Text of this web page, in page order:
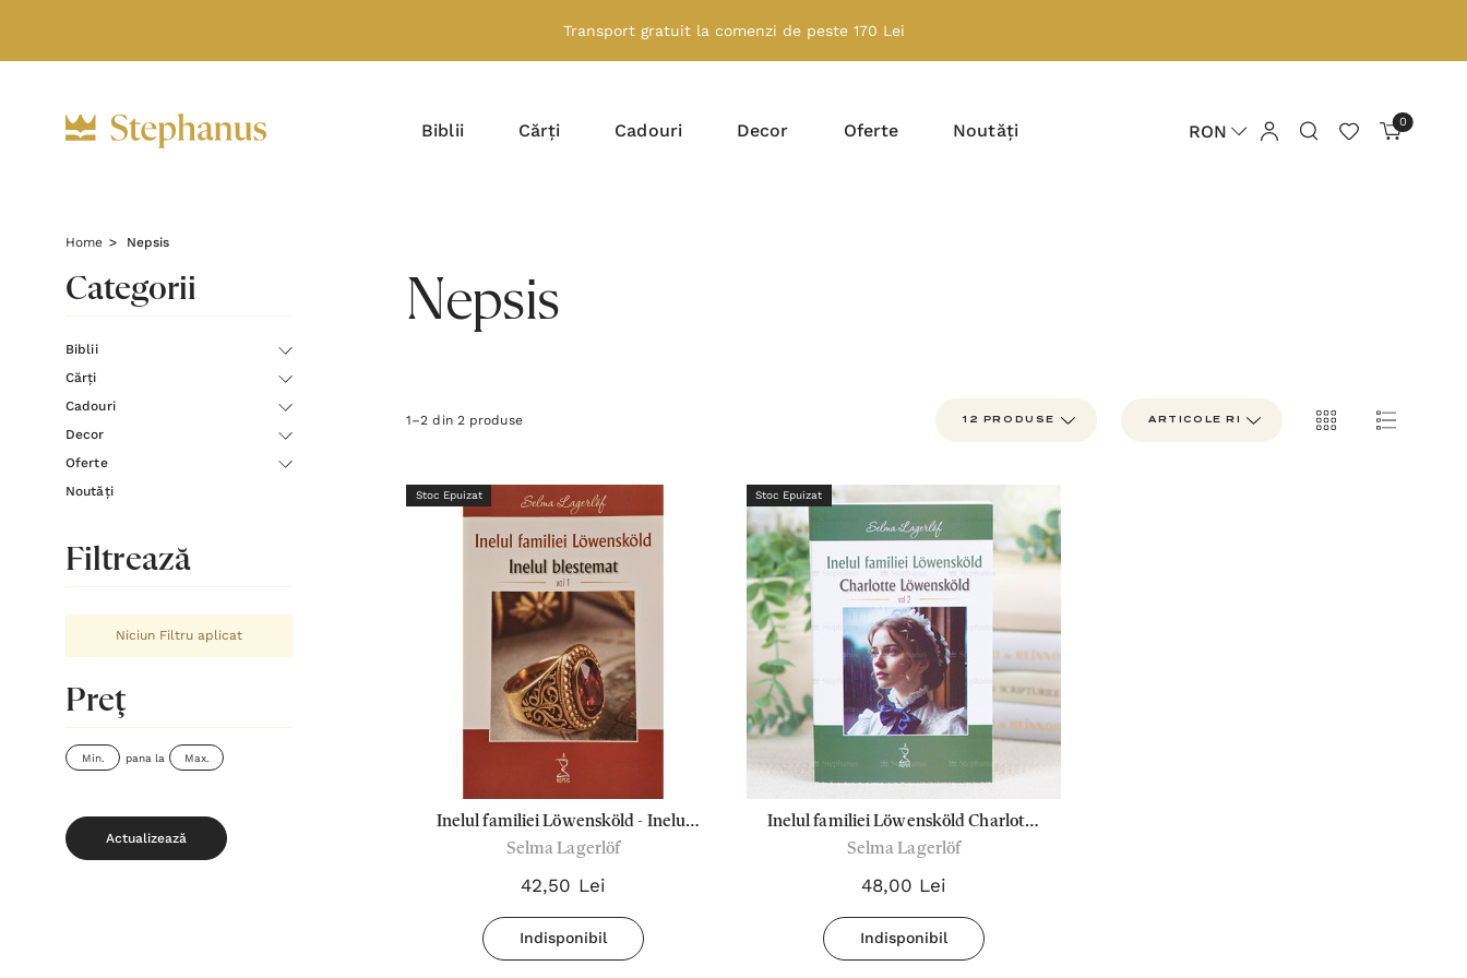
Transport gratuit la comenzi de peste 170 Lei
Biblii Cărți Cadouri Decor Oferte Noutăți RON 0
Home Nepsis
Categorii
Biblii
Cărți
Cadouri
Decor
Oferte
Noutăți
Filtrează
Niciun Filtru aplicat
Preţ
pana la
Actualizează
Nepsis
1–2 din 2produse
Stoc Epuizat
Inelul familiei Löwensköld - Inelul
blestemat Vol.1
Selma Lagerlöf
42,50 Lei
Indisponibil
Stoc Epuizat
Inelul familiei Löwensköld Charlotte
Löwensköld Vol.2
Selma Lagerlöf
48,00 Lei
Indisponibil